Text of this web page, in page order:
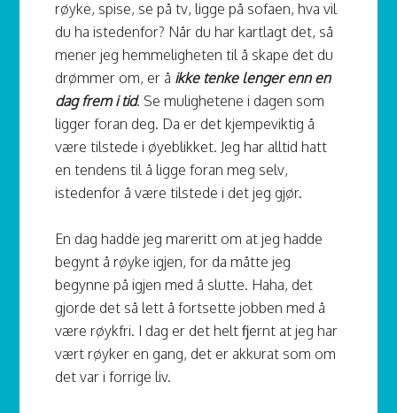
røyke, spise, se på tv, ligge på sofaen, hva vil
du ha istedenfor? Når du har kartlagt det, så
mener jeg hemmeligheten til å skape det du
drømmer om, er å ikke tenke lenger enn en
dag frem i tid. Se mulighetene i dagen som
ligger foran deg. Da er det kjempeviktig å
være tilstede i øyeblikket. Jeg har alltid hatt
en tendens til å ligge foran meg selv,
istedenfor å være tilstede i det jeg gjør.
En dag hadde jeg mareritt om at jeg hadde
begynt å røyke igjen, for da måtte jeg
begynne på igjen med å slutte. Haha, det
gjorde det så lett å fortsette jobben med å
være røykfri. I dag er det helt fjernt at jeg har
vært røyker en gang, det er akkurat som om
det var i forrige liv.